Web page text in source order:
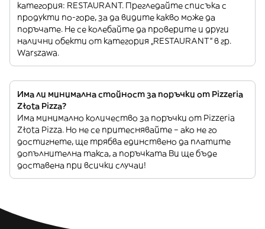
категория: RESTAURANT. Прегледайте списъка с
продукти по-горе, за да видите какво може да
поръчате. Не се колебайте да проверите и други
налични обекти от категория „RESTAURANT“ в гр.
Warszawa.
Има ли минимална стойност за поръчки от Pizzeria
Złota Pizza?
Има минимално количество за поръчки от Pizzeria
Złota Pizza. Но не се притеснявайте – ако не го
достигнете, ще трябва единствено да платите
допълнителна такса, а поръчката Ви ще бъде
доставена при всички случаи!